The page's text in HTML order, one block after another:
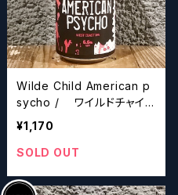
Wilde Child American p
sycho / ワイルドチャイル
ドアメリカンサイコ ウエスト
コーストIPA【クラフトビー
ル】
¥1,170
SOLD OUT